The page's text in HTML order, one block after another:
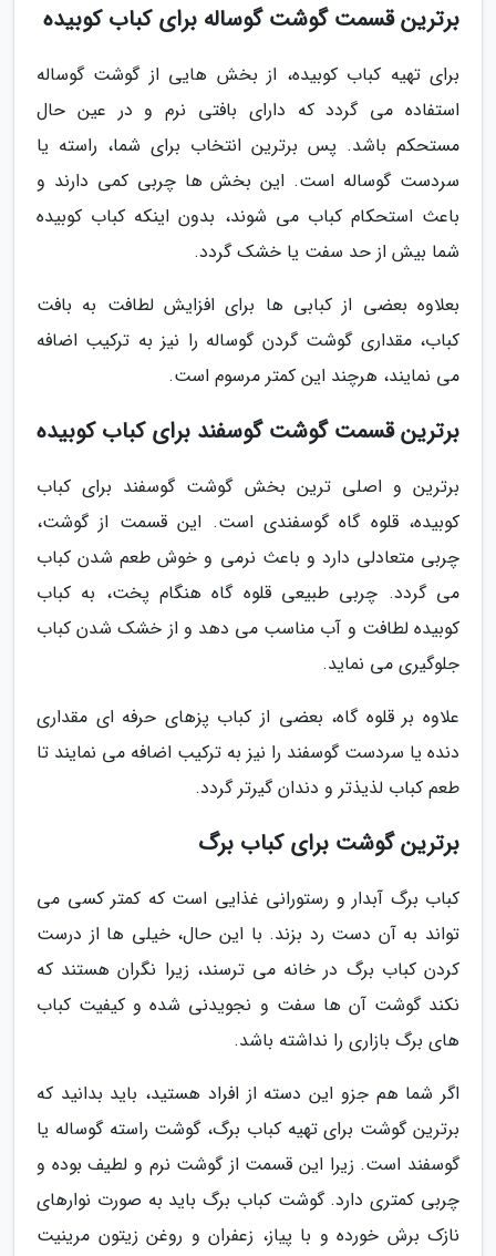
برترین قسمت گوشت گوساله برای کباب کوبیده
برای تهیه کباب کوبیده، از بخش هایی از گوشت گوساله
استفاده می گردد که دارای بافتی نرم و در عین حال
مستحکم باشد. پس برترین انتخاب برای شما، راسته یا
سردست گوساله است. این بخش ها چربی کمی دارند و
باعث استحکام کباب می شوند، بدون اینکه کباب کوبیده
شما بیش از حد سفت یا خشک گردد.
بعلاوه بعضی از کبابی ها برای افزایش لطافت به بافت
کباب، مقداری گوشت گردن گوساله را نیز به ترکیب اضافه
می نمایند، هرچند این کمتر مرسوم است.
برترین قسمت گوشت گوسفند برای کباب کوبیده
برترین و اصلی ترین بخش گوشت گوسفند برای کباب
کوبیده، قلوه گاه گوسفندی است. این قسمت از گوشت،
چربی متعادلی دارد و باعث نرمی و خوش طعم شدن کباب
می گردد. چربی طبیعی قلوه گاه هنگام پخت، به کباب
کوبیده لطافت و آب مناسب می دهد و از خشک شدن کباب
جلوگیری می نماید.
علاوه بر قلوه گاه، بعضی از کباب پزهای حرفه ای مقداری
دنده یا سردست گوسفند را نیز به ترکیب اضافه می نمایند تا
طعم کباب لذیذتر و دندان گیرتر گردد.
برترین گوشت برای کباب برگ
کباب برگ آبدار و رستورانی غذایی است که کمتر کسی می
تواند به آن دست رد بزند. با این حال، خیلی ها از درست
کردن کباب برگ در خانه می ترسند، زیرا نگران هستند که
نکند گوشت آن ها سفت و نجویدنی شده و کیفیت کباب
های برگ بازاری را نداشته باشد.
اگر شما هم جزو این دسته از افراد هستید، باید بدانید که
برترین گوشت برای تهیه کباب برگ، گوشت راسته گوساله یا
گوسفند است. زیرا این قسمت از گوشت نرم و لطیف بوده و
چربی کمتری دارد. گوشت کباب برگ باید به صورت نوارهای
نازک برش خورده و با پیاز، زعفران و روغن زیتون مرینیت